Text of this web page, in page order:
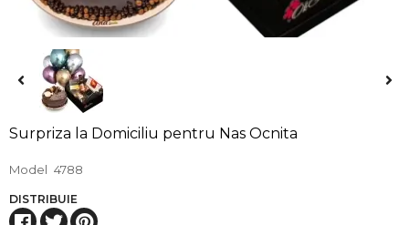
Surpriza la Domiciliu pentru Nas Ocnita
Model 4788
DISTRIBUIE